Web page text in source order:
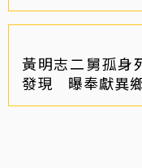
黃明志二舅孤身
發現 曝奉獻異